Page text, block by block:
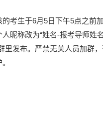
考生于6月5日下午5点之前
昵称改为“姓名-报考导师姓
里发布。严禁无关人员加群，